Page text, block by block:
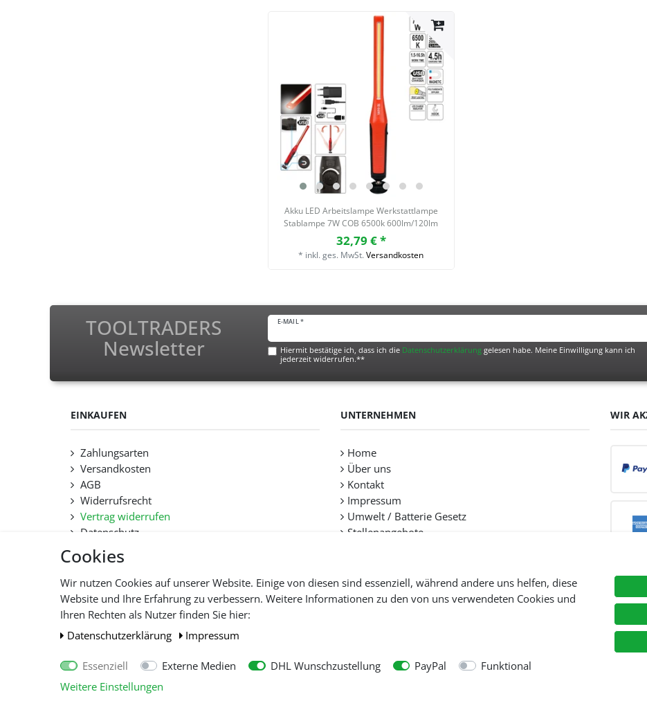
Cookies
Wir nutzen Cookies auf unserer Website. Einige von diesen sind essenziell, während andere uns helfen, diese
Website und Ihre Erfahrung zu verbessern. Weitere Informationen zu den von uns verwendeten Cookies und
Ihren Rechten als Nutzer finden Sie hier:
Daten­schutz­erklärung
Impressum
Essenziell Externe Medien DHL Wunschzustellung PayPal
Funktional
Weitere Einstellungen
Akku LED Arbeitslampe Werkstattlampe
Stablampe 7W COB 6500k 600lm/120lm
32,79 € *
* inkl. ges. MwSt. Versandkosten
TOOLTRADERS
Newsletter
E-MAIL *
Hiermit bestätige ich, dass ich die Daten­schutz­erklärunggelesen habe. Meine Einwilligung kann ich
jederzeit widerrufen.**
EINKAUFEN
Zahlungsarten
Versandkosten
AGB
Widerrufsrecht
Vertrag widerrufen
Datenschutz
Hilfe
Lieferfristen und Lieferbeschränkung
UNTERNEHMEN
Home
Über uns
Kontakt
Impressum
Umwelt / Batterie Gesetz
Stellenangebote
WIR
Alle Preise inkl. gesetzl. Mehwersteuer zzgl.Versandkosten , wenn nicht anders beschrieben.